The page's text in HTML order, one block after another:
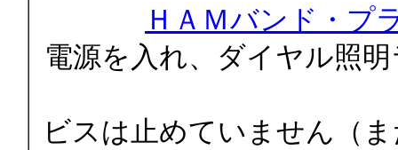
ＨＡＭバンド・プ
電源を入れ、ダイヤル照
ビスは止めていません（